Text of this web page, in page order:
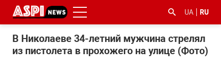
UA RU
В Николаеве 34-летний мужчина стрелял
из пистолета в прохожего на улице (Фото)